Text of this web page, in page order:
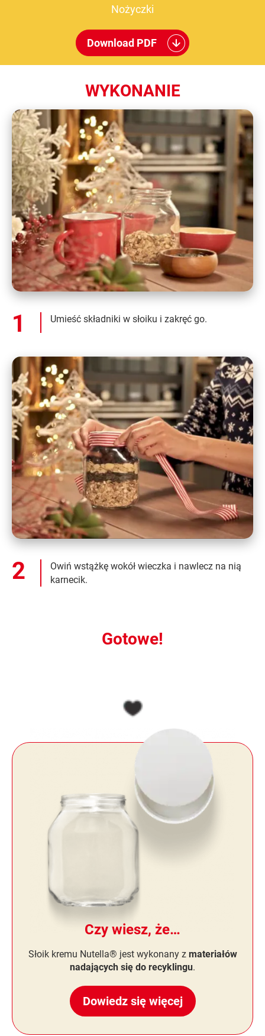
Nożyczki
Download PDF
WYKONANIE
Umieść składniki w słoiku i zakręć go.
Owiń wstążkę wokół wieczka i nawlecz na nią
karnecik.
Gotowe!
Czy wiesz, że…
Słoik kremu Nutella® jest wykonany z materiałów
nadających się do recyklingu.
Dowiedz się więcej